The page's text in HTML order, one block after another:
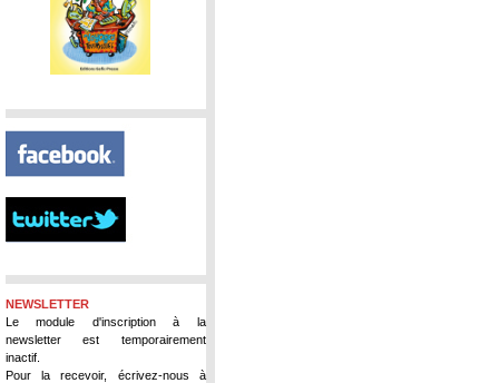
NEWSLETTER
Le module d'inscription à la
newsletter est temporairement
inactif.
Pour la recevoir, écrivez-nous à